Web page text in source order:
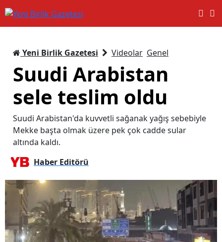
Yeni Birlik Gazetesi Videolar Genel
Suudi Arabistan
sele teslim oldu
Suudi Arabistan'da kuvvetli sağanak yağış sebebiyle
Mekke başta olmak üzere pek çok cadde sular
altında kaldı.
Haber Editörü